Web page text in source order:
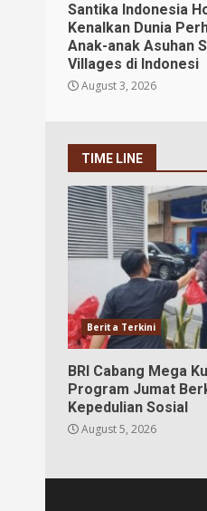
Santika Indonesia
Kenalkan Dunia
Anak-anak Asuhan
Villages di Indonesi
August 3, 2026
TIME LINE
Berita Terkini
BRI Cabang Mega
Program Jumat
Kepedulian Sosial
August 5, 2026